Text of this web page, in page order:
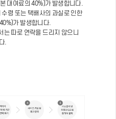
대여료의 40%)가 발생합니다.
령 또는 택배사의 과실로 인한
가 발생합니다.
는 따로 연락을 드리지 않으니
.